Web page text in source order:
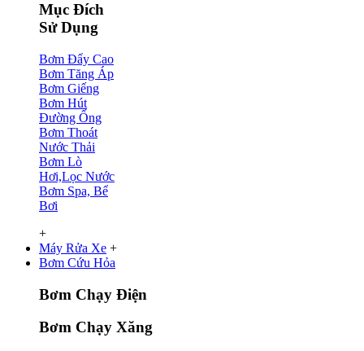
Mục Đích
Sử Dụng
Bơm Đẩy Cao
Bơm Tăng Áp
Bơm Giếng
Bơm Hút
Đường Ống
Bơm Thoát
Nước Thải
Bơm Lò
Hơi,Lọc Nước
Bơm Spa, Bể
Bơi
+
Máy Rửa Xe +
Bơm Cứu Hỏa
Bơm Chạy Điện
Bơm Chạy Xăng